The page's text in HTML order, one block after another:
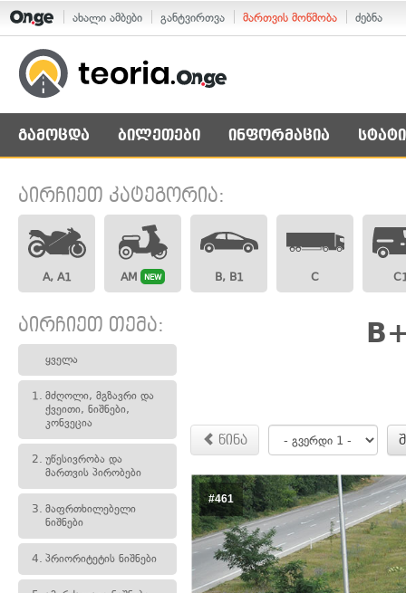
ახალი ამბები განტვირთვა მართვის მოწმობა ძებნა
გამოცდა ბილეთები ინფორმაცია
აირჩიეთ კატეგორია:
A, A1 AM NEW B, B1 C
აირჩიეთ თემა:
ყველა
1. მძღოლი, მგზავრი და
ქვეითი, ნიშნები,
კონვეცია
2. უწესივრობა და
მართვის პირობები
3. მაფრთხილებელი
ნიშნები
4. პრიორიტეტის ნიშნები
წინა
#461